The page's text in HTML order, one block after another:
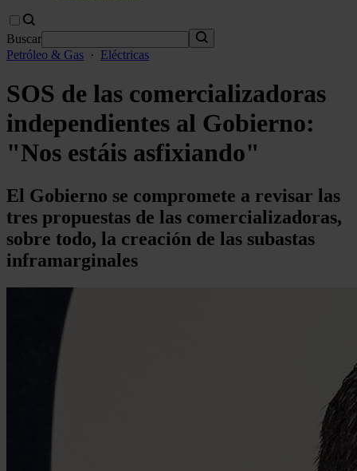
Buscar
Petróleo & Gas · Eléctricas
SOS de las comercializadoras
independientes al Gobierno:
"Nos estáis asfixiando"
El Gobierno se compromete a revisar las
tres propuestas de las comercializadoras,
sobre todo, la creación de las subastas
inframarginales